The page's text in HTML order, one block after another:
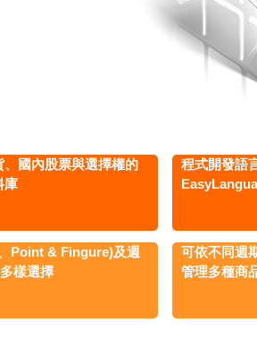
國內股票與選擇權的
庫
程式開發語
Point & Fingure)及週
樣選擇
可依不同週
管理多種商